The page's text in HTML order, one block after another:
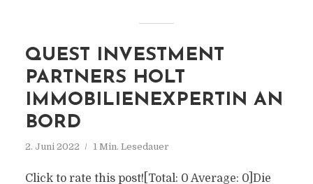
QUEST INVESTMENT
PARTNERS HOLT
IMMOBILIENEXPERTIN AN
BORD
2. Juni 2022 1 Min. Lesedauer
Click to rate this post![Total: 0 Average: 0]Die